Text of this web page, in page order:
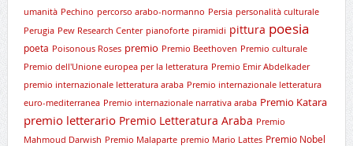
umanità Pechino percorso arabo-normanno Persia personalità culturale
Perugia Pew Research Center pianoforte piramidi pittura poesia
poeta Poisonous Roses premio Premio Beethoven Premio culturale
Premio dell'Unione europea per la letteratura Premio Emir Abdelkader
premio internazionale letteratura araba Premio internazionale letteratura
euro-mediterranea Premio internazionale narrativa araba Premio Katara
premio letterario Premio Letteratura Araba Premio
Mahmoud Darwish Premio Malaparte premio Mario Lattes Premio Nobel